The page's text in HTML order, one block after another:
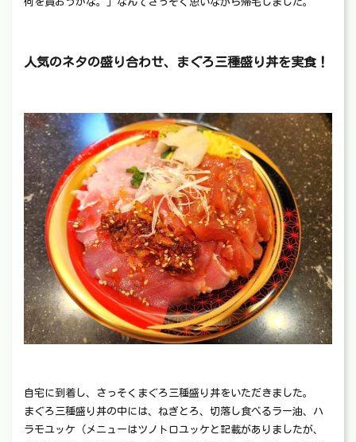
人気のネタの盛り合わせ、まぐろ三種盛り丼を実食！
自宅に到着し、さっそくまぐろ三種盛り丼をいただきました。
まぐろ三種盛り丼の中には、ねぎとろ、切落し食べるラー油、ハ
ラモユッケ（メニューはツノトロユッケと記載がありましたが、